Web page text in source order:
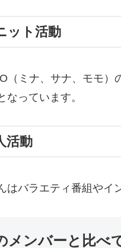
ット活動
（ミナ、サナ、モモ）
なっています。
活動
はバラエティ番組やイ
メンバーと比べ